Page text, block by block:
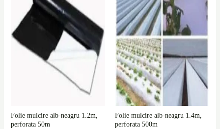
Folie mulcire alb-neagru 1.2m,
perforata 50m
Folie mulcire alb-neagru 1.4m,
perforata 500m